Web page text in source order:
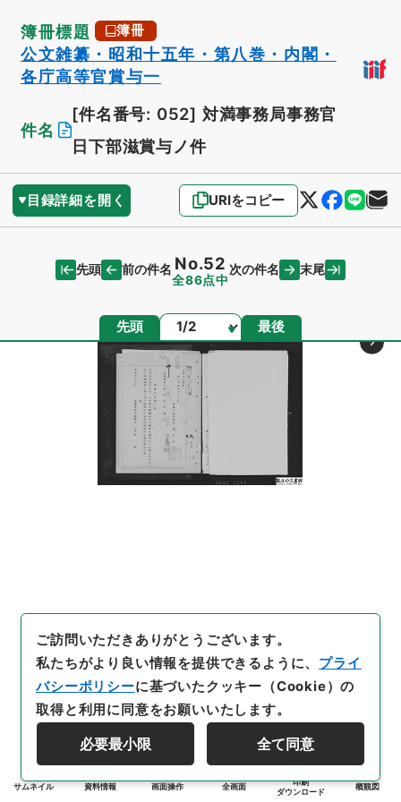
簿冊標題 簿冊
公文雑纂・昭和十五年・第八巻・内閣・
各庁高等官賞与一
件名
[件名番号: 052] 対満事務局事務官
日下部滋賞与ノ件
目録詳細を開く URIをコピー
先頭 前の件名 No.52
全86点中
次の件名 末尾
先頭 ページ 最後
サムネイル 資料情報 画面操作 全画面
印刷
ダウンロード
概観図
ご訪問いただきありがとうございます。
私たちがより良い情報を提供できるように、 プライ
バシーポリシーに基づいたクッキー（Cookie）の
取得と利用に同意をお願いいたします。
必要最小限 全て同意